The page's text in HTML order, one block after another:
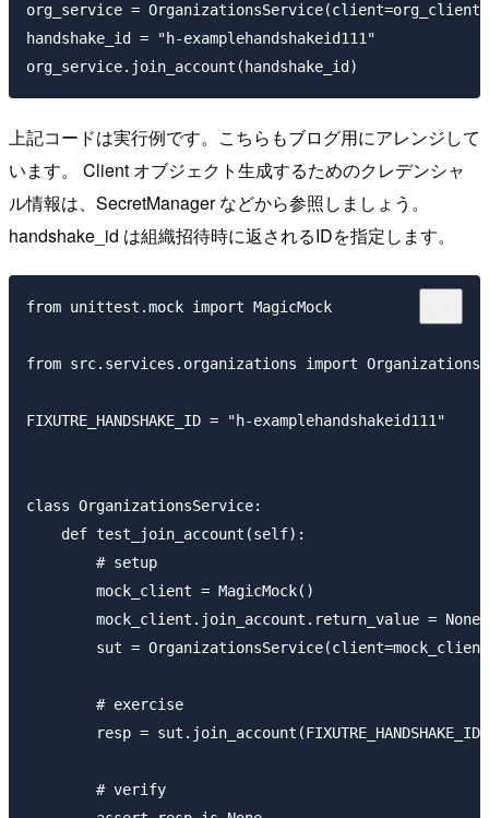
org_service = OrganizationsService(client=org_client)
handshake_id = "h-examplehandshakeid111"
上記コードは実行例です。こちらもブログ用にアレンジして
います。 Client オブジェクト生成するためのクレデンシャ
ル情報は、SecretManager などから参照しましょう。
handshake_id は組織招待時に返されるIDを指定します。
from unittest.mock import MagicMock
from src.services.organizations import
FIXUTRE_HANDSHAKE_ID = "h-examplehandshakeid111"
class OrganizationsService:
    def test_join_account(self):
        # setup
        mock_client = MagicMock()
        mock_client.join_account.return_value = None
sut =
        # exercise
        resp = sut.join_account(FIXUTRE_HANDSHAKE_ID)
        # verify